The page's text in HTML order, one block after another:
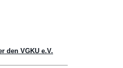
den VGKU e.V.